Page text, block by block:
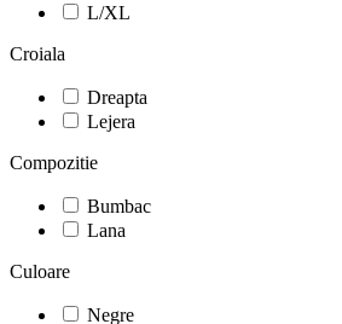
L/XL
Croiala
Dreapta
Lejera
Compozitie
Bumbac
Lana
Culoare
Negre